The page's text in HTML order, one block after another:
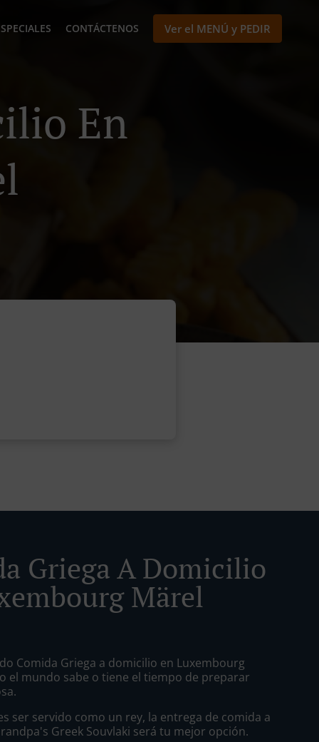
CONTÁCTENOS Ver el MENÚ y PEDIR
En
Griega A Domicilio
Märel
Comida Griega a domicilio en Luxembourg
el mundo sabe o tiene el tiempo de preparar
ser servido como un rey, la entrega de comida a
Greek Souvlaki será tu mejor opción.